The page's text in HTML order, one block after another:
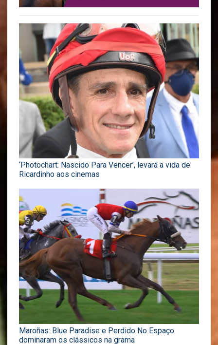
‘Photochart: Nascido Para Vencer’, levará a vida de
Ricardinho aos cinemas
Maroñas: Blue Paradise e Perdido No Espaço
dominaram os clássicos na grama